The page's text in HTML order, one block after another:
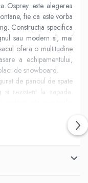
Osprey este alegerea
fie ca este vorba
Constructia specifica
sau modern si, mai
ofera o multitudine
a echipamentului,
de snowboard.
de panoul de spate
rezistent la zapada.
umar captusite din
o chinga de piept cu
si cu o curea de talie
cu fermoar.
care va protejeaza